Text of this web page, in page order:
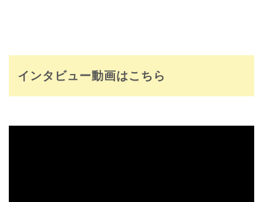
インタビュー動画はこちら